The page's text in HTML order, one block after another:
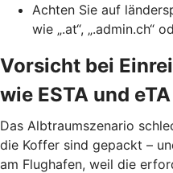
Achten Sie auf
wie „.at“, „.admin.ch“
Vorsicht bei
wie ESTA und eTA
Das Albtraumszenario
die Koffer sind gepackt –
am Flughafen, weil die